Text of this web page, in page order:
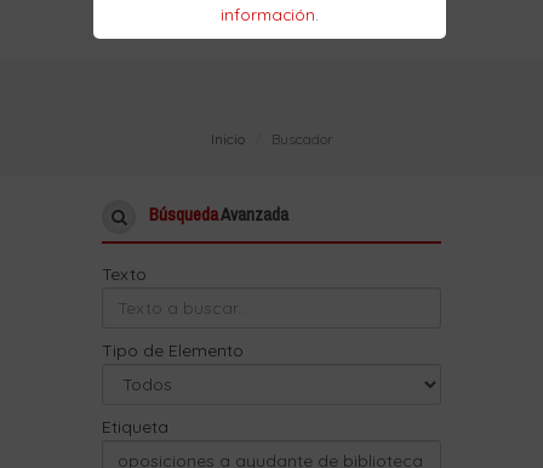
información
Inicio Buscador
BúsquedaAvanzada
Texto
Tipo de Elemento
Etiqueta